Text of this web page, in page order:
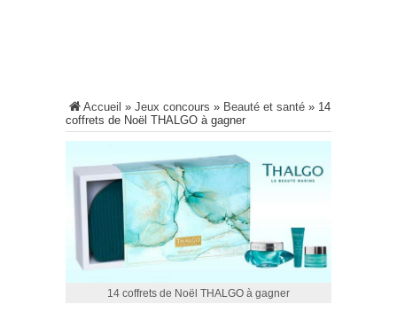
Accueil » Jeux concours » Beauté et santé » 14
coffrets de Noël THALGO à gagner
14 coffrets de Noël THALGO à gagner